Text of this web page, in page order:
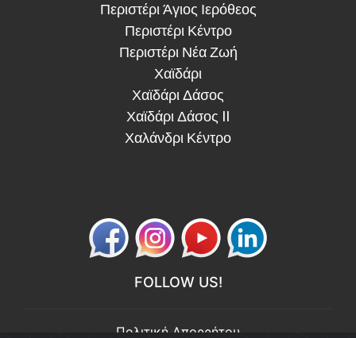
Περιστέρι Άγιος Ιερόθεος
Περιστέρι Κέντρο
Περιστέρι Νέα Ζωή
Χαϊδάρι
Χαϊδάρι Δάσος
Χαϊδάρι Δάσος II
Χαλάνδρι Κέντρο
FOLLOW US!
Πολιτική Απορρήτου